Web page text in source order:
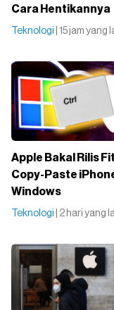
Cara Hentikannya
Teknologi | 15 jam yang
Apple Bakal Rilis
Copy-Paste
Windows
Teknologi | 2 hari yang